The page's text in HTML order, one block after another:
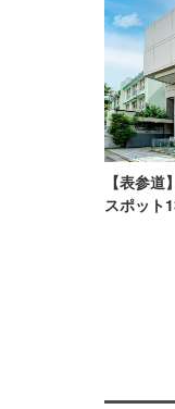
【表参
スポット